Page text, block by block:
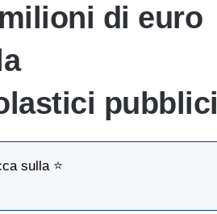
di euro
pubblici
sulla ⭐